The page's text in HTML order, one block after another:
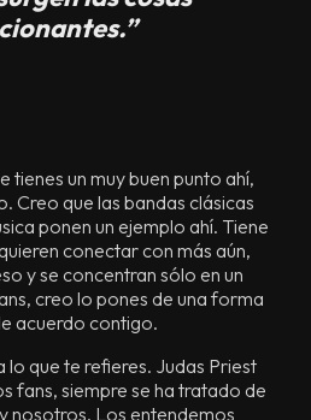
tienes un muy buen punto ahí,
Creo que las bandas clásicas
ponen un ejemplo ahí. Tiene
conectar con más aún,
y se concentran sólo en un
creo lo pones de una forma
acuerdo contigo.
lo que te refieres. Judas Priest
fans, siempre se ha tratado de
nosotros. Los entendemos